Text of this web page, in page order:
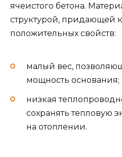
ячеистого бетона.
структурой, придающей
положительных свойств:
малый вес,
мощность основания;
низкая
сохранять тепловую
на отоплении.